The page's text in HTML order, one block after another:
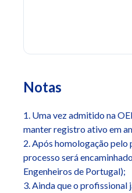
Notas
1. Uma vez admitido na
manter registro ativo em
2. Após homologação
processo será
Engenheiros de Portugal);
3. Ainda que o profissional